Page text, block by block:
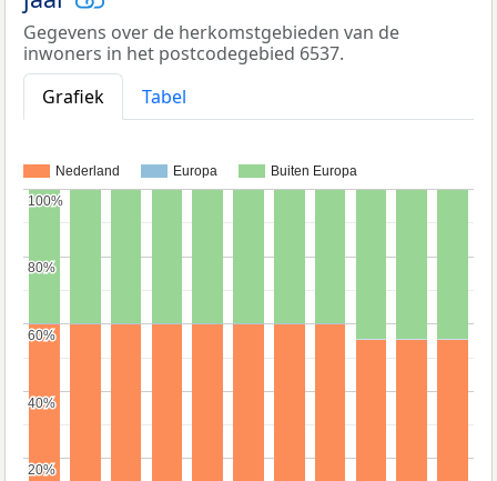
Gegevens over de herkomstgebieden van de
inwoners in het postcodegebied 6537.
Grafiek
Tabel
Nederland Europa Buiten Europa
20%
20%
40%
40%
60%
60%
80%
80%
100%
100%